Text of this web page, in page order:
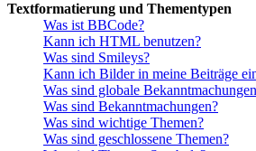
Textformatierung und Thementypen
Was ist BBCode?
Kann ich HTML benutzen?
Was sind Smileys?
Kann ich Bilder in meine Beiträge
Was sind globale
Was sind Bekanntmachungen?
Was sind wichtige Themen?
Was sind geschlossene Themen?